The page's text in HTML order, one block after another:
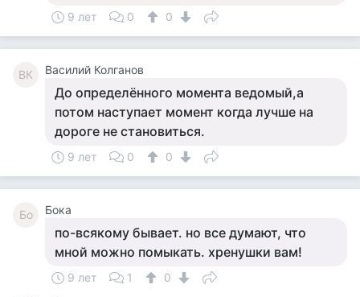
9 лет 0 0
ВК Василий Колганов
До определённого момента ведомый,а
потом наступает момент когда лучше на
дороге не становиться.
9 лет 0 0
Бо Бока
по-всякому бывает. но все думают, что
мной можно помыкать. хренушки вам!
9 лет 1
0